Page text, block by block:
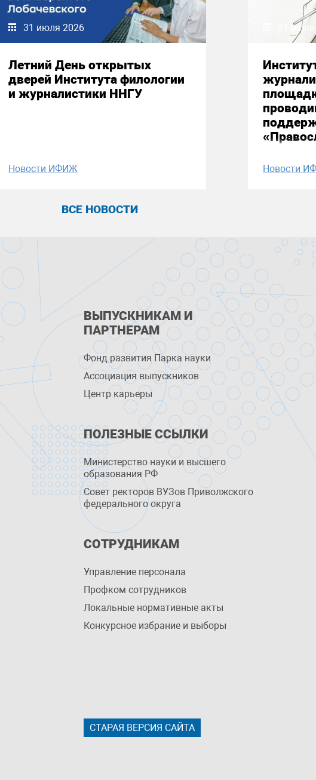
31 июля 2026
Летний День открытых
дверей Института филологии
и журналистики ННГУ
Новости ИФИЖ
21
Новости
ВСЕ НОВОСТИ
ВЫПУСКНИКАМ И
ПАРТНЕРАМ
Фонд развития Парка науки
Ассоциация выпускников
Центр карьеры
ПОЛЕЗНЫЕ ССЫЛКИ
Министерство науки и высшего
образования РФ
Совет ректоров ВУЗов Приволжского
федерального округа
СОТРУДНИКАМ
Управление персоналa
Профком сотрудников
Локальные нормативные акты
Конкурсное избрание и выборы
СТАРАЯ ВЕРСИЯ САЙТА